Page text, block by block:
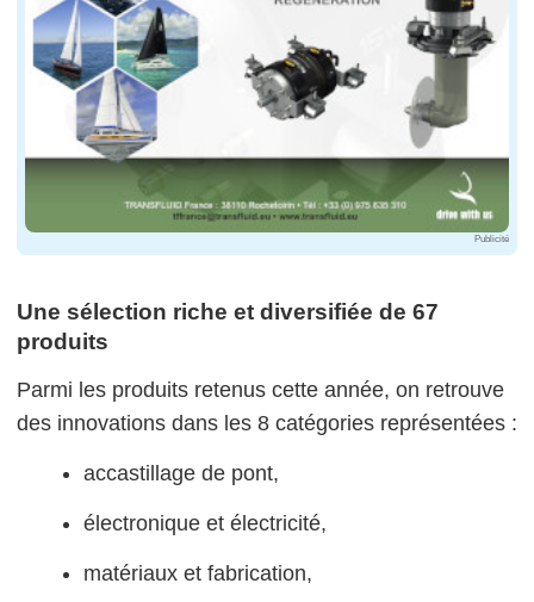
Publicité
Une sélection riche et diversifiée de 67
produits
Parmi les produits retenus cette année, on retrouve
des innovations dans les 8 catégories représentées :
accastillage de pont,
électronique et électricité,
matériaux et fabrication,